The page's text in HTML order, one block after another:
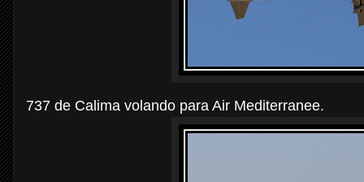
737 de Calima volando para Air Mediterranee.